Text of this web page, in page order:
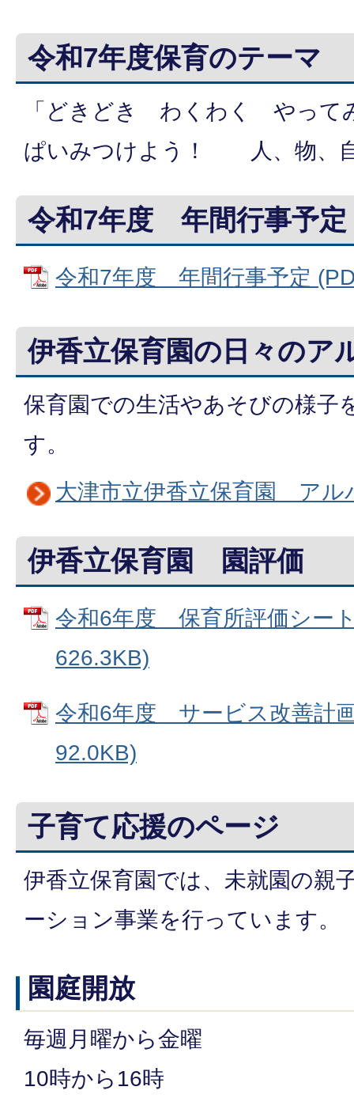
令和7年度保育のテーマ
「どきどき わくわく やって
ぱいみつけよう！ 人、物、
令和7年度 年間行事予定
令和7年度 年間行事予定
伊香立保育園の日々のア
保育園での生活やあそびの様子
す。
大津市立伊香立保育園 アル
伊香立保育園 園評価
令和6年度 保育所評価シー
626.3KB)
令和6年度 サービス改善計
92.0KB)
子育て応援のページ
伊香立保育園では、未就園の親
ーション事業を行っています。
園庭開放
毎週月曜から金曜
10時から16時